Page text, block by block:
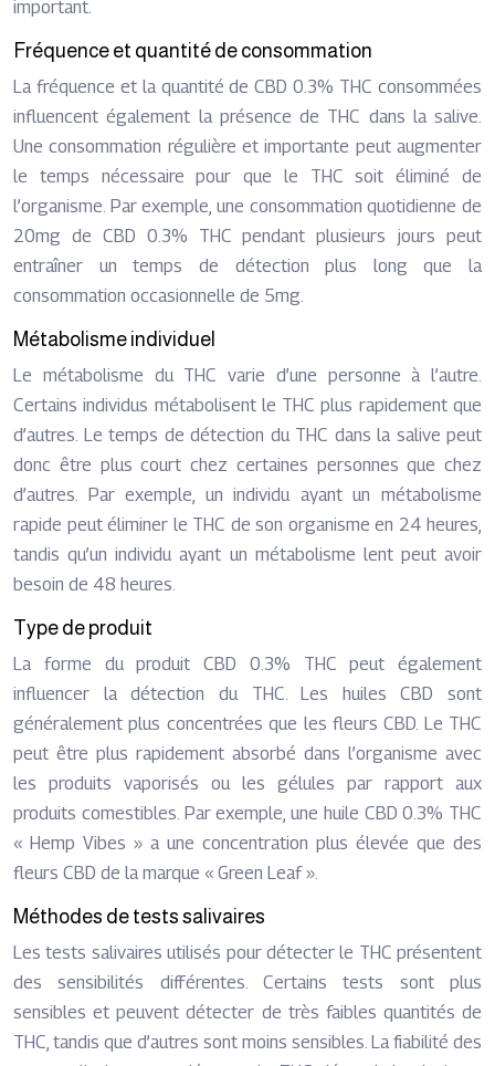
important.
Fréquence et quantité de consommation
La fréquence et la quantité de CBD 0.3% THC consommées
influencent également la présence de THC dans la salive.
Une consommation régulière et importante peut augmenter
le temps nécessaire pour que le THC soit éliminé de
l’organisme. Par exemple, une consommation quotidienne de
20mg de CBD 0.3% THC pendant plusieurs jours peut
entraîner un temps de détection plus long que la
consommation occasionnelle de 5mg.
Métabolisme individuel
Le métabolisme du THC varie d’une personne à l’autre.
Certains individus métabolisent le THC plus rapidement que
d’autres. Le temps de détection du THC dans la salive peut
donc être plus court chez certaines personnes que chez
d’autres. Par exemple, un individu ayant un métabolisme
rapide peut éliminer le THC de son organisme en 24 heures,
tandis qu’un individu ayant un métabolisme lent peut avoir
besoin de 48 heures.
Type de produit
La forme du produit CBD 0.3% THC peut également
influencer la détection du THC. Les huiles CBD sont
généralement plus concentrées que les fleurs CBD. Le THC
peut être plus rapidement absorbé dans l’organisme avec
les produits vaporisés ou les gélules par rapport aux
produits comestibles. Par exemple, une huile CBD 0.3% THC
« Hemp Vibes » a une concentration plus élevée que des
fleurs CBD de la marque « Green Leaf ».
Méthodes de tests salivaires
Les tests salivaires utilisés pour détecter le THC présentent
des sensibilités différentes. Certains tests sont plus
sensibles et peuvent détecter de très faibles quantités de
THC, tandis que d’autres sont moins sensibles. La fiabilité des